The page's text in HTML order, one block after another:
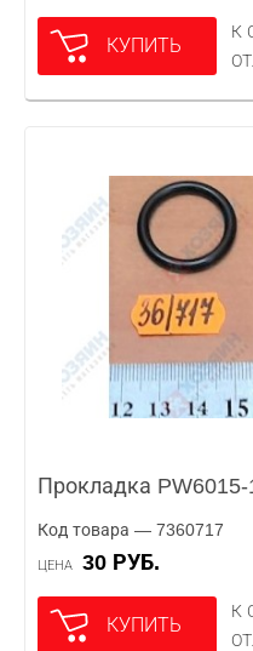
КУПИТЬ
К
Прокладка
Код товара — 7360717
ЦЕНА 30 РУБ.
КУПИТЬ
К